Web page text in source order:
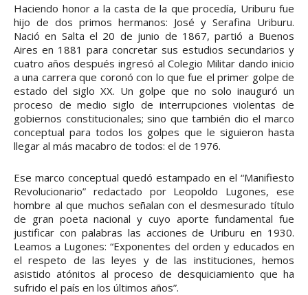
Haciendo honor a la casta de la que procedía, Uriburu fue
hijo de dos primos hermanos: José y Serafina Uriburu.
Nació en Salta el 20 de junio de 1867, partió a Buenos
Aires en 1881 para concretar sus estudios secundarios y
cuatro años después ingresó al Colegio Militar dando inicio
a una carrera que coronó con lo que fue el primer golpe de
estado del siglo XX. Un golpe que no solo inauguró un
proceso de medio siglo de interrupciones violentas de
gobiernos constitucionales; sino que también dio el marco
conceptual para todos los golpes que le siguieron hasta
llegar al más macabro de todos: el de 1976.
Ese marco conceptual quedó estampado en el “Manifiesto
Revolucionario” redactado por Leopoldo Lugones, ese
hombre al que muchos señalan con el desmesurado título
de gran poeta nacional y cuyo aporte fundamental fue
justificar con palabras las acciones de Uriburu en 1930.
Leamos a Lugones: “Exponentes del orden y educados en
el respeto de las leyes y de las instituciones, hemos
asistido atónitos al proceso de desquiciamiento que ha
sufrido el país en los últimos años”.